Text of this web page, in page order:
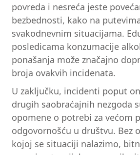
povreda i nesreća jeste
bezbednosti, kako na
svakodnevnim situacijama.
posledicama konzumacije
ponašanja može značajno
broja ovakvih incidenata.
U zaključku, incidenti poput
drugih saobraćajnih nezgoda
opomene o potrebi za većom
odgovornošću u društvu. Bez
kojoj se situaciji nalazimo,